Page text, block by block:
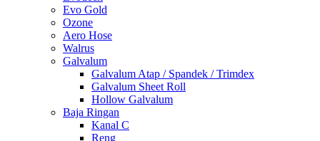
Evo Gold
Ozone
Aero Hose
Walrus
Galvalum
Galvalum Atap / Spandek / Trimdex
Galvalum Sheet Roll
Hollow Galvalum
Baja Ringan
Kanal C
Reng